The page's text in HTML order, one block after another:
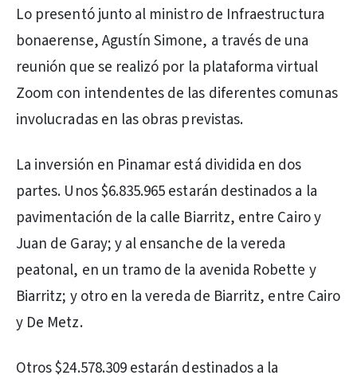
Lo presentó junto al ministro de Infraestructura
bonaerense, Agustín Simone, a través de una
reunión que se realizó por la plataforma virtual
Zoom con intendentes de las diferentes comunas
involucradas en las obras previstas.
La inversión en Pinamar está dividida en dos
partes. Unos $6.835.965 estarán destinados a la
pavimentación de la calle Biarritz, entre Cairo y
Juan de Garay; y al ensanche de la vereda
peatonal, en un tramo de la avenida Robette y
Biarritz; y otro en la vereda de Biarritz, entre Cairo
y De Metz.
Otros $24.578.309 estarán destinados a la